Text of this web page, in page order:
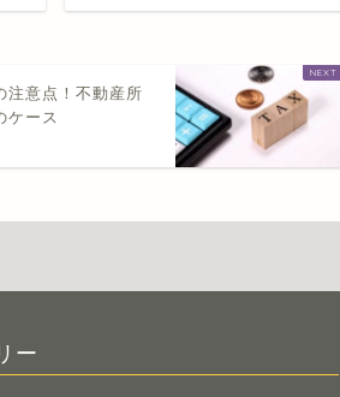
注意点！不動産所
ケース
ー